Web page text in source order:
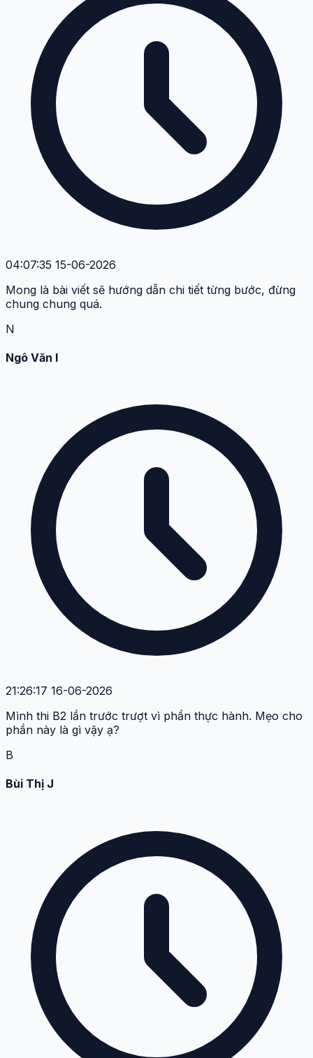
04:07:35 15-06-2026
Mong là bài viết sẽ hướng dẫn chi tiết từng bước, đừng
chung chung quá.
N
Ngô Văn I
21:26:17 16-06-2026
Mình thi B2 lần trước trượt vì phần thực hành. Mẹo cho
phần này là gì vậy ạ?
B
Bùi Thị J